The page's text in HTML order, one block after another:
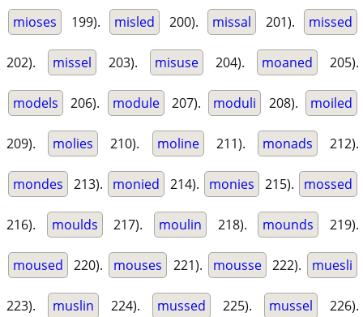
mioses 199). misled 200). missal 201). missed
202). missel 203). misuse 204). moaned 205).
models 206). module 207). moduli 208). moiled
209). molies 210). moline 211). monads 212).
mondes 213). monied 214). monies 215). mossed
216). moulds 217). moulin 218). mounds 219).
moused 220). mouses 221). mousse 222). muesli
223). muslin 224). mussed 225). mussel 226).